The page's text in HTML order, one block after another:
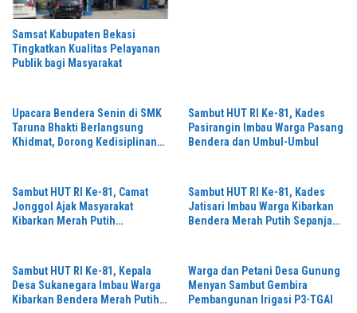
Samsat Kabupaten Bekasi
Tingkatkan Kualitas Pelayanan
Publik bagi Masyarakat
Upacara Bendera Senin di SMK
Taruna Bhakti Berlangsung
Khidmat, Dorong Kedisiplinan
Sambut HUT RI Ke-81, Kades
Pasirangin Imbau Warga Pasang
Bendera dan Umbul-Umbul
Sambut HUT RI Ke-81, Camat
Jonggol Ajak Masyarakat
Kibarkan Merah Putih
Sambut HUT RI Ke-81, Kades
Jatisari Imbau Warga Kibarkan
Bendera Merah Putih Sepanjang
Sambut HUT RI Ke-81, Kepala
Desa Sukanegara Imbau Warga
Kibarkan Bendera Merah Putih
Warga dan Petani Desa Gunung
Menyan Sambut Gembira
Pembangunan Irigasi P3-TGAI